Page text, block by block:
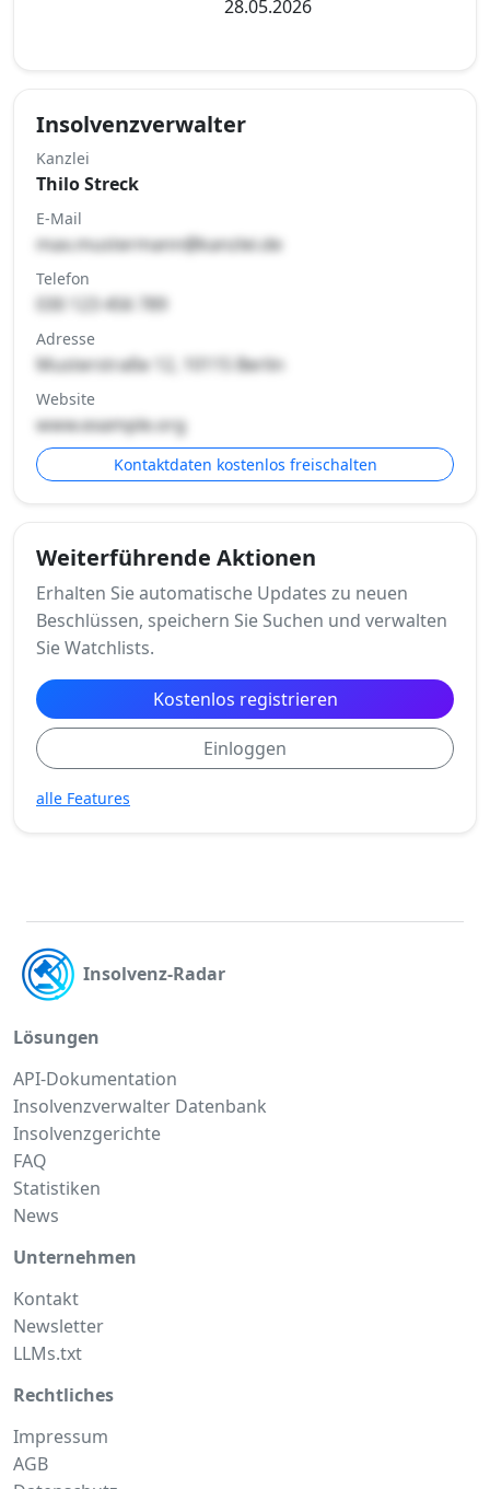
28.05.2026
Insolvenzverwalter
Kanzlei
Thilo Streck
E-Mail
max.mustermann@kanzlei.de
Telefon
030 123 456 789
Adresse
Musterstraße 12, 10115 Berlin
Website
www.example.org
Kontaktdaten kostenlos freischalten
Weiterführende Aktionen
Erhalten Sie automatische Updates zu neuen
Beschlüssen, speichern Sie Suchen und verwalten
Sie Watchlists.
Kostenlos registrieren
Einloggen
alle Features
Insolvenz-Radar
Lösungen
API-Dokumentation
Insolvenzverwalter Datenbank
Insolvenzgerichte
FAQ
Statistiken
News
Unternehmen
Kontakt
Newsletter
LLMs.txt
Rechtliches
Impressum
AGB